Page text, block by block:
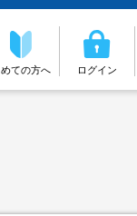
ての方へ ログイン